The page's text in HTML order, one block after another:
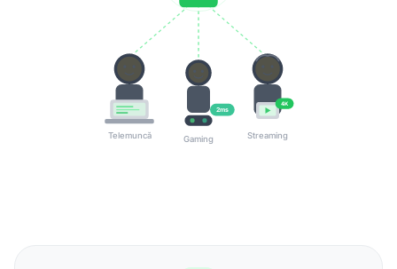
Telemuncă
2ms
Gaming
4K
Streaming